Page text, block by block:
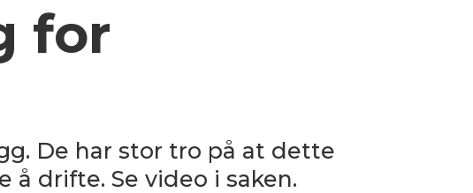
for
De har stor tro på at dette
drifte. Se video i saken.